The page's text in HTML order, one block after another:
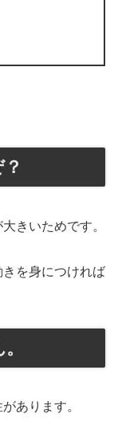
きいためです。
を身につければ
あります。